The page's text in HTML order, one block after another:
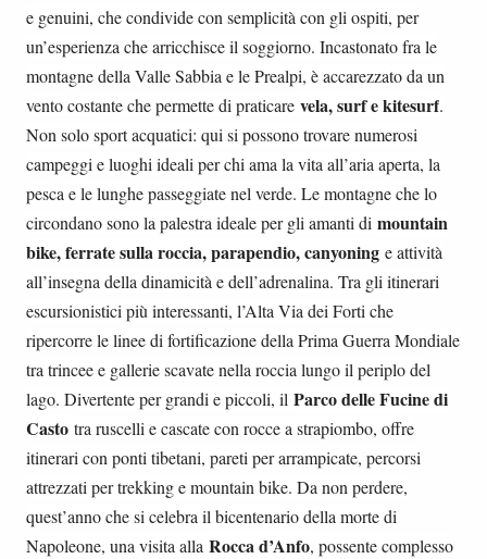
e genuini, che condivide con semplicità con gli ospiti, per
un’esperienza che arricchisce il soggiorno. Incastonato fra le
montagne della Valle Sabbia e le Prealpi, è accarezzato da un
vento costante che permette di praticare vela, surf e kitesurf.
Non solo sport acquatici: qui si possono trovare numerosi
campeggi e luoghi ideali per chi ama la vita all’aria aperta, la
pesca e le lunghe passeggiate nel verde. Le montagne che lo
circondano sono la palestra ideale per gli amanti di mountain
bike, ferrate sulla roccia, parapendio, canyoning e attività
all’insegna della dinamicità e dell’adrenalina. Tra gli itinerari
escursionistici più interessanti, l’Alta Via dei Forti che
ripercorre le linee di fortificazione della Prima Guerra Mondiale
tra trincee e gallerie scavate nella roccia lungo il periplo del
lago. Divertente per grandi e piccoli, il Parco delle Fucine di
Casto tra ruscelli e cascate con rocce a strapiombo, offre
itinerari con ponti tibetani, pareti per arrampicate, percorsi
attrezzati per trekking e mountain bike. Da non perdere,
quest’anno che si celebra il bicentenario della morte di
Napoleone, una visita alla Rocca d’Anfo, possente complesso